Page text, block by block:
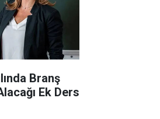
Branş
Ek Ders